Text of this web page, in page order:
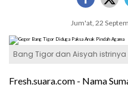
Jum'at, 22
Bang Tigor dan Aisyah istrinya
Fresh.suara.com - Nama